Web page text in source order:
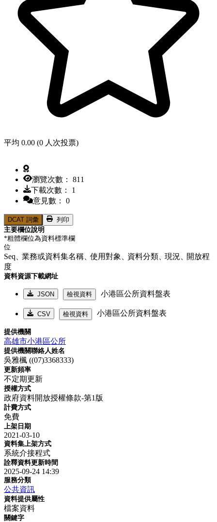
平均 0.00 (0 人次投票)
瀏覽次數： 811
下載次數： 1
意見數： 0
DCAT 詞彙
列印
主要欄位說明
*粗體欄位為資料標準欄
位
Seq、業務或資料集名稱、使用對象、資料分類、現況、開放程
度
資料資源下載網址
JSON 檢視資料 小港區公所資料盤表
CSV 檢視資料 小港區公所資料盤表
提供機關
高雄市小港區公所
提供機關聯絡人姓名
吳雅楓 ((07)3368333)
更新頻率
不定期更新
授權方式
政府資料開放授權條款-第1版
計費方式
免費
上架日期
2021-03-10
資料集上架方式
系統介接程式
詮釋資料更新時間
2025-09-24 14:39
服務分類
公共資訊
資料提供屬性
檔案資料
關鍵字